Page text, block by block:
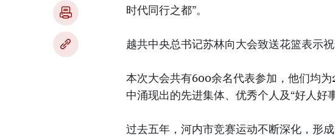
时代同行之都”。
越共中央总书记苏林向大会致送花篮表示祝
本次大会共有600余名代表参加，他们均
中涌现出的先进集体、优秀个人及“好人好事
过去五年，河内市竞赛运动不断深化，形